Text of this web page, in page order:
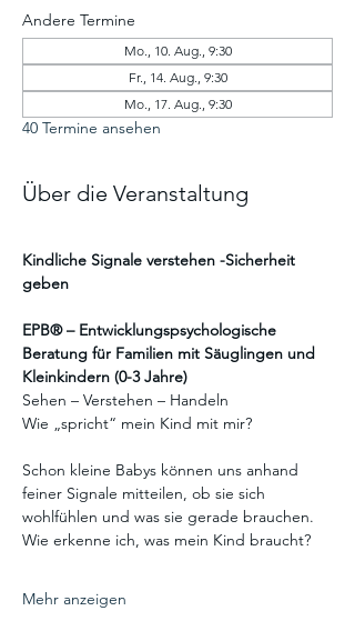
Andere Termine
Mo., 10. Aug., 9:30
Fr., 14. Aug., 9:30
Mo., 17. Aug., 9:30
40 Termine ansehen
Über die Veranstaltung
Kindliche Signale verstehen -Sicherheit
geben
EPB® – Entwicklungspsychologische
Beratung für Familien mit Säuglingen und
Kleinkindern (0-3 Jahre)
Sehen – Verstehen – Handeln
Wie „spricht“ mein Kind mit mir?
Schon kleine Babys können uns anhand
feiner Signale mitteilen, ob sie sich
wohlfühlen und was sie gerade brauchen.
Wie erkenne ich, was mein Kind braucht?
Mehr anzeigen